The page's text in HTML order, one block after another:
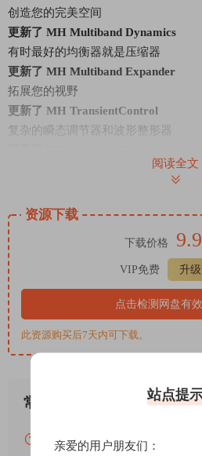
创造您的完美空间
更新了 MH Multiband Dynamics
有时最好的均衡器就是压缩器
更新了 MH Multiband Expander
拓展您的视野
更新了 MH TransientControl
复杂的瞬态调节器和波形整形器
女巫说，
* 无需安装 iLok 驱动程序即
* 我们的版本比合法版本加
The MH Production Bundle is a suite
that let you stop recording and start
tracks, it is the essential audio
should be without.
will help you bring your work to new
阅读全文
资源下载
下载价格 9.9
VIP免费 升
点击检测网盘有
此资源购买后7天内可下载。
常见问题
VIP资源或免费资源能否做为
站点提
亲爱的用户朋友们：